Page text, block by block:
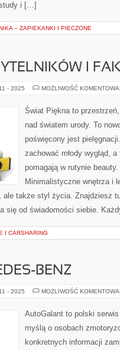
i […]
– ZAPIEKANKI I PIECZONE
I
- 2025 MOŻLIWOŚĆ
Świat Piękna to
nad światem urody. To
poświęcony jest
zachować młody wygląd,
pomagają w rutynie
Minimalistyczne wnętrza i
także styl życia. Znajdziesz
się od świadomości siebie.
I CARSHARING
BENZ
- 2025 MOŻLIWOŚĆ
AutoGalant to polski
myślą o osobach
konkretnych informacji